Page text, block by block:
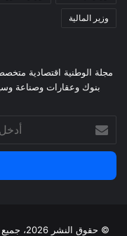
وزير المالية
مجلة الوطنية اقتصادية
بنوك وعقارات وصناعة
بريدك
الإلكتروني
© حقوق النشر 2026، جميع الحقوق محفوظة |